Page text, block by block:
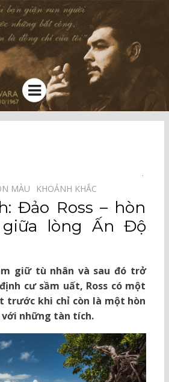
Menu
MÀU⠀
KHOẢNH KHẮC⠀
Đảo Ross – hòn
giữa lòng Ấn Độ
giữ tù nhân và sau đó trở
cư sầm uất, Ross có một
trước khi chỉ còn là một hòn
những tàn tích.